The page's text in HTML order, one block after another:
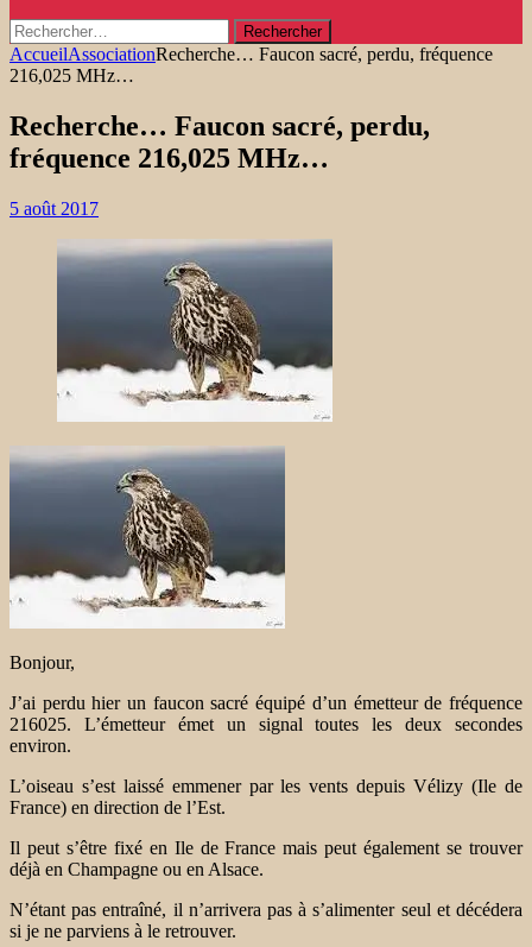
Rechercher :
AccueilAssociationRecherche… Faucon sacré, perdu, fréquence
216,025 MHz…
Recherche… Faucon sacré, perdu,
fréquence 216,025 MHz…
5 août 2017
Bonjour,
J’ai perdu hier un faucon sacré équipé d’un émetteur de fréquence
216025. L’émetteur émet un signal toutes les deux secondes
environ.
L’oiseau s’est laissé emmener par les vents depuis Vélizy (Ile de
France) en direction de l’Est.
Il peut s’être fixé en Ile de France mais peut également se trouver
déjà en Champagne ou en Alsace.
N’étant pas entraîné, il n’arrivera pas à s’alimenter seul et décédera
si je ne parviens à le retrouver.